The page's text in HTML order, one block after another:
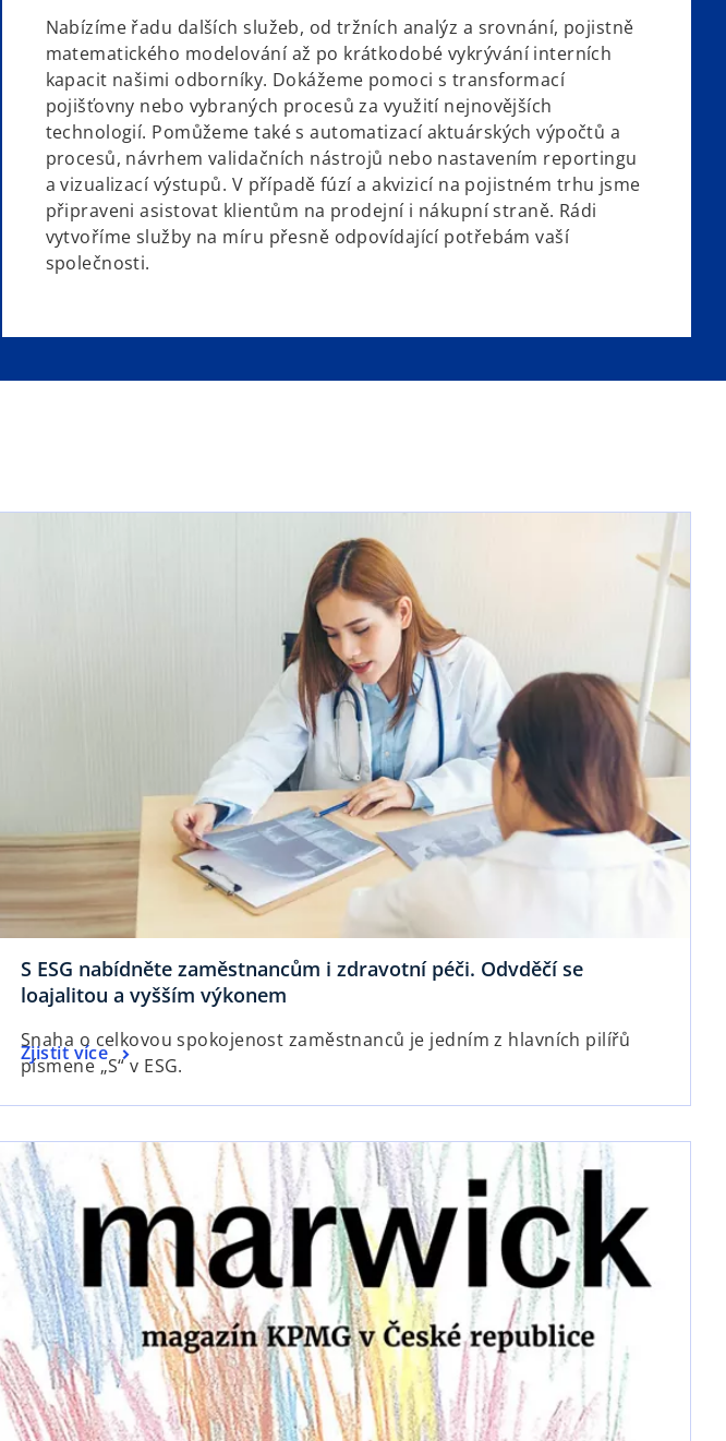
Nabízíme řadu dalších služeb, od tržních analýz a srovnání, pojistně
matematického modelování až po krátkodobé vykrývání interních
kapacit našimi odborníky. Dokážeme pomoci s transformací
pojišťovny nebo vybraných procesů za využití nejnovějších
technologií. Pomůžeme také s automatizací aktuárských výpočtů a
procesů, návrhem validačních nástrojů nebo nastavením reportingu
a vizualizací výstupů. V případě fúzí a akvizicí na pojistném trhu jsme
připraveni asistovat klientům na prodejní i nákupní straně. Rádi
vytvoříme služby na míru přesně odpovídající potřebám vaší
společnosti.
S ESG nabídněte zaměstnancům i zdravotní péči. Odvděčí se
loajalitou a vyšším výkonem
Snaha o celkovou spokojenost zaměstnanců je jedním z hlavních pilířů
písmene „S“ v ESG.
Zjistit více
opens in a new tab